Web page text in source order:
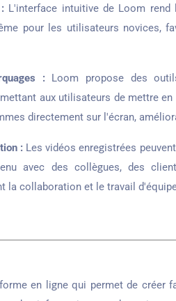
L'interface intuitive de Loom rend
pour les utilisateurs novices,
:Loom propose des
aux utilisateurs de mettre
directement sur l'écran,
: Les vidéos enregistrées
avec des collègues, des
la collaboration et le travail
en ligne qui permet de créer